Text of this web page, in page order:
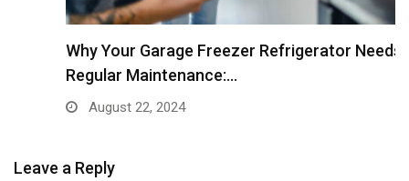
Why Your Garage Freezer Refrigerator Needs
Regular Maintenance:…
August 22, 2024
Leave a Reply